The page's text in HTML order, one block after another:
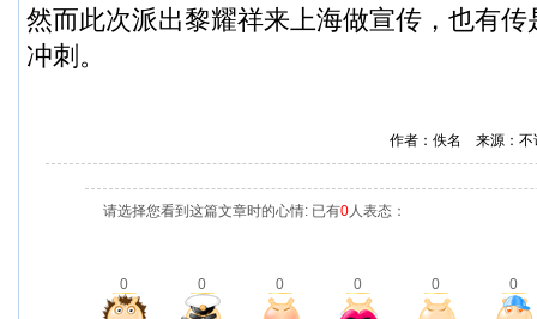
然而此次派出黎耀祥来上海做宣传，也有
冲刺。
作者：佚名 来源：
请选择您看到这篇文章时的心情: 已有0人表态：
0 0 0 0 0 0